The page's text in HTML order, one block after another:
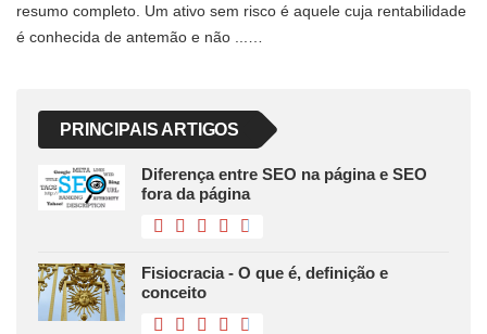
resumo completo. Um ativo sem risco é aquele cuja rentabilidade
é conhecida de antemão e não ...…
PRINCIPAIS ARTIGOS
Diferença entre SEO na página e SEO
fora da página
Fisiocracia - O que é, definição e
conceito